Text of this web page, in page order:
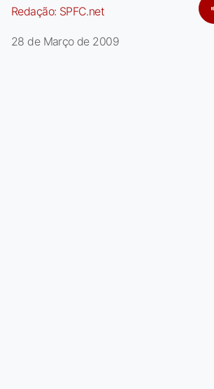
Redação: SPFC.net
28 de Março de 2009